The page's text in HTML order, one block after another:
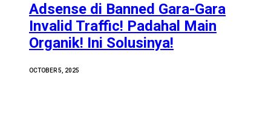
Adsense di Banned Gara-Gara
Invalid Traffic! Padahal Main
Organik! Ini Solusinya!
OCTOBER 5, 2025